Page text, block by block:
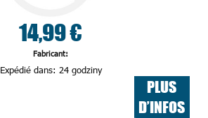
14,99 €
Fabricant:
Expédié dans: 24 godziny
PLUS
D’INFOS